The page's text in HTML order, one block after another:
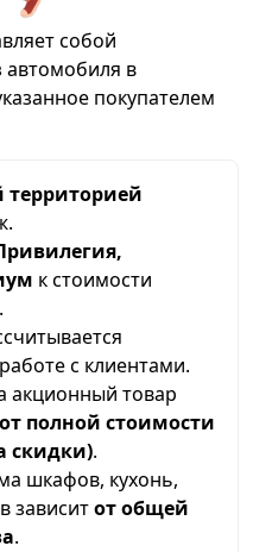
собой
в
покупателем
территорией
к стоимости
.
с клиентами.
акционный товар
полной стоимости
скидки).
шкафов, кухонь,
зависитот общей
.